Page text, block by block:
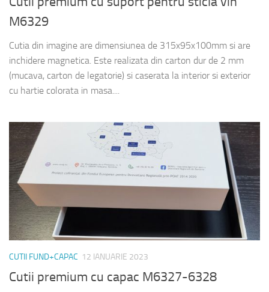
M6329
Cutia din imagine are dimensiunea de 315x95x100mm si are
inchidere magnetica. Este realizata din carton dur de 2 mm
(mucava, carton de legatorie) si caserata la interior si exterior
cu hartie colorata in masa....
CUTII FUND+CAPAC 12 IANUARIE 2023
Cutii premium cu capac M6327-6328